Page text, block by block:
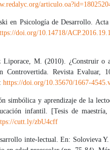
en Psicología de Desarrollo.
doi.org/10.14718/
M. (2010). ¿Construir o
Controvertida. Revista Evaluar,
https://doi.org/10.35670/1667-
simbólica y aprendizaje de la
infantil. [Tesis de maestría,
cutt.ly/zbU4cff
inte-lectual. En: Solovieva